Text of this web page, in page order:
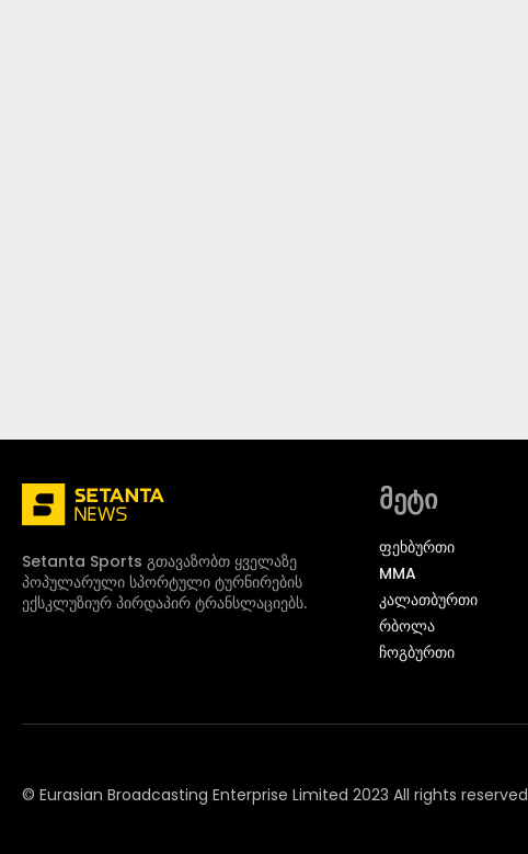
Setanta Sports გთავაზობთ ყველაზე
პოპულარული სპორტული ტურნირების
ექსკლუზიურ პირდაპირ ტრანსლაციებს.
მეტი
ᲤᲔᲮᲑᲣᲠᲗᲘ
MMA
ᲙᲐᲚᲐᲗᲑᲣᲠᲗᲘ
ᲠᲑᲝᲚᲐ
ᲩᲝᲒᲑᲣᲠᲗᲘ
© Eurasian Broadcasting Enterprise Limited 2023 All rights reserved